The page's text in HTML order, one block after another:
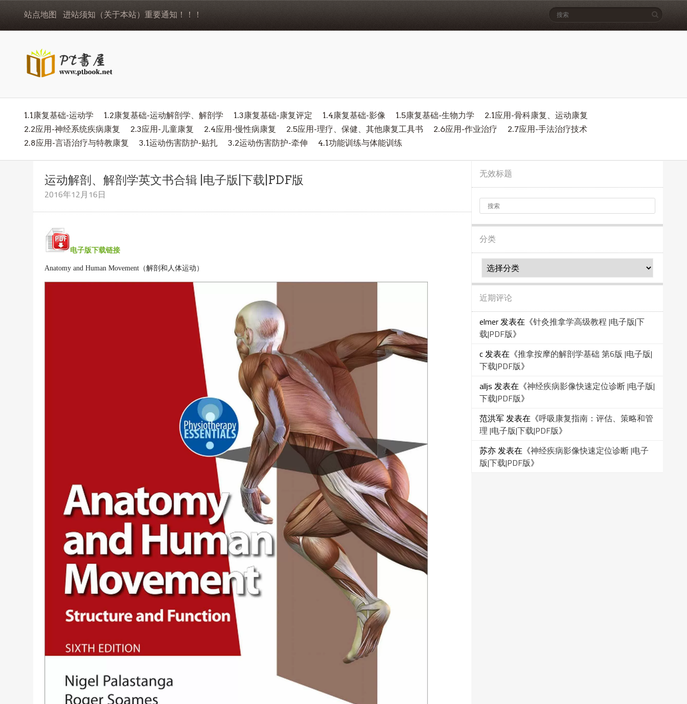
站点地图 进站须知（关于本站）重要通知！！！
1.1康复基础-运动学 1.2康复基础-运动解剖学、解剖学 1.3康复基础-康复评定 1.4康复基础-影像 1.5康复基础-生物力学
2.1应用-骨科康复、运动康复
2.2应用-神经系统疾病康复
2.3应用-儿童康复 2.4应用-慢性病康复 2.5应用-理疗、保健、其他康复工具书 2.6应用-作业治疗
2.7应用-手法治疗技术
2.8应用-言语治疗与特教康复
3.1运动伤害防护-贴扎 3.2运动伤害防护-牵伸 4.1功能训练与体能训练
运动解剖、解剖学英文书合辑 |电子版|下载|PDF版
2016年12月16日
电子版下载链接
Anatomy and Human Movement（解剖和人体运动）
无效标题
分类
近期评论
elmer发表在《针灸推拿学高级教程 |电子版|下
载|PDF版》
c发表在《推拿按摩的解剖学基础 第6版 |电子版|
下载|PDF版》
alljs 发表在《神经疾病影像快速定位诊断 |电子版|
下载|PDF版》
范洪军发表在《呼吸康复指南：评估、策略和管
理 |电子版|下载|PDF版》
苏亦发表在《神经疾病影像快速定位诊断 |电子
版|下载|PDF版》